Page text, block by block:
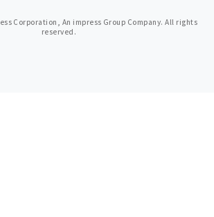
Corporation, An impress Group Company. All rights
reserved.